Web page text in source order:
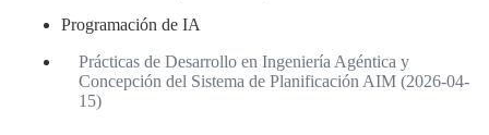
Programación de IA
Prácticas de Desarrollo en Ingeniería Agéntica y
Concepción del Sistema de Planificación AIM (2026-04-
15)